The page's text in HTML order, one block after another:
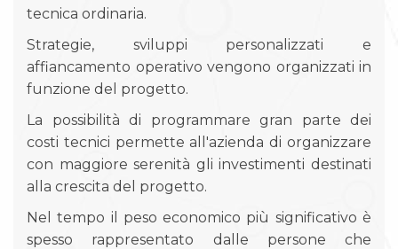
tecnica ordinaria.
Strategie, sviluppi personalizzati e
affiancamento operativo vengono organizzati in
funzione del progetto.
La possibilità di programmare gran parte dei
costi tecnici permette all'azienda di organizzare
con maggiore serenità gli investimenti destinati
alla crescita del progetto.
Nel tempo il peso economico più significativo è
spesso rappresentato dalle persone che